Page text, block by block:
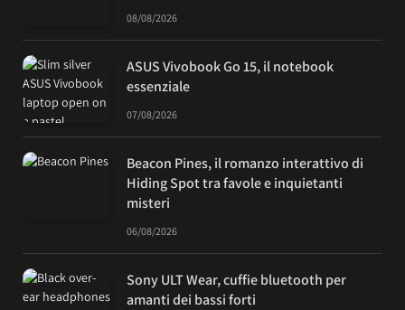
08/08/2026
ASUS Vivobook Go 15, il notebook
essenziale
07/08/2026
Beacon Pines, il romanzo interattivo di
Hiding Spot tra favole e inquietanti
misteri
06/08/2026
Sony ULT Wear, cuffie bluetooth per
amanti dei bassi forti